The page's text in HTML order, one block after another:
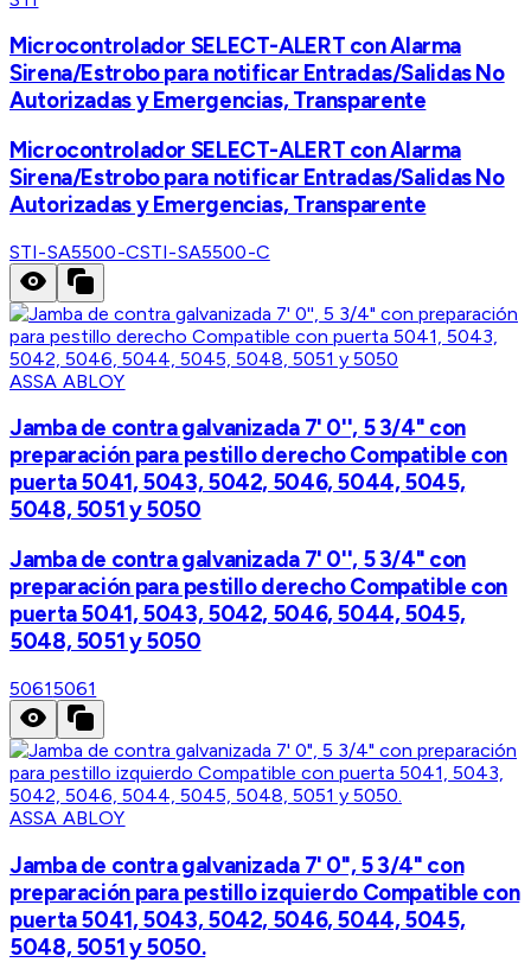
Microcontrolador SELECT-ALERT con Alarma
Sirena/Estrobo para notificar Entradas/Salidas No
Autorizadas y Emergencias, Transparente
Microcontrolador SELECT-ALERT con Alarma
Sirena/Estrobo para notificar Entradas/Salidas No
Autorizadas y Emergencias, Transparente
STI-SA5500-CSTI-SA5500-C
ASSA ABLOY
Jamba de contra galvanizada 7' 0'', 5 3/4" con
preparación para pestillo derecho Compatible con
puerta 5041, 5043, 5042, 5046, 5044, 5045,
5048, 5051 y 5050
Jamba de contra galvanizada 7' 0'', 5 3/4" con
preparación para pestillo derecho Compatible con
puerta 5041, 5043, 5042, 5046, 5044, 5045,
5048, 5051 y 5050
50615061
ASSA ABLOY
Jamba de contra galvanizada 7' 0", 5 3/4" con
preparación para pestillo izquierdo Compatible con
puerta 5041, 5043, 5042, 5046, 5044, 5045,
5048, 5051 y 5050.